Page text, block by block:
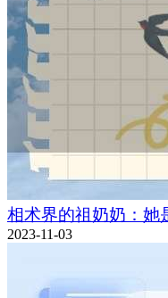
相术界的祖奶奶：她
2023-11-03